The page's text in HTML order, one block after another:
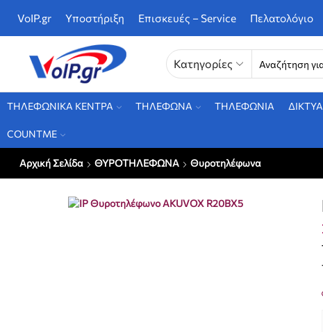
VoIP.gr Υποστήριξη Επισκευές – Service Πελατολόγιο
Κατηγορίες
ΤΗΛΕΦΩΝΙΚΑ ΚΕΝΤΡΑ ΤΗΛΕΦΩΝΑ ΤΗΛΕΦΩΝΙΑ
COUNTME
Αρχική Σελίδα ΘΥΡΟΤΗΛΕΦΩΝΑ Θυροτηλέφωνα